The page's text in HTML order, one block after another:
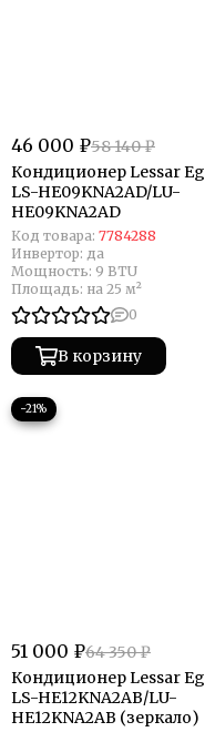
46 000 ₽58 140 ₽
Кондиционер Lessar
LS-HE09KNA2AD/LU-
HE09KNA2AD
Код товара: 7784288
Инвертор: да
Мощность: 9 BTU
Площадь: на 25 м²
0
В корзину
−21%
51 000 ₽64 350 ₽
Кондиционер Lessar
LS-HE12KNA2AB/LU-
HE12KNA2AB (зеркало)